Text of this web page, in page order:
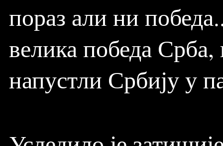
пораз али ни
велика победа Срба,
напустли Србију у